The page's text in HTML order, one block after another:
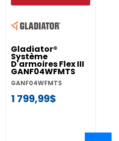
Gladiator®
Système
D'armoires Flex III
GANF04WFMTS
GANF04WFMTS
1 799,99$